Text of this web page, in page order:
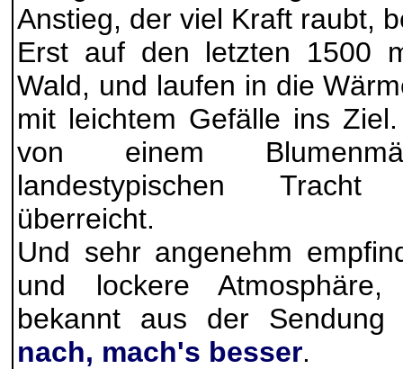
Anstieg, der viel Kraft raubt,
Erst auf den letzten 1500
Wald, und laufen in die
mit leichtem Gefälle ins
von einem
landestypischen
überreicht.
Und sehr angenehm
und lockere
bekannt aus der
nach, mach's besser.